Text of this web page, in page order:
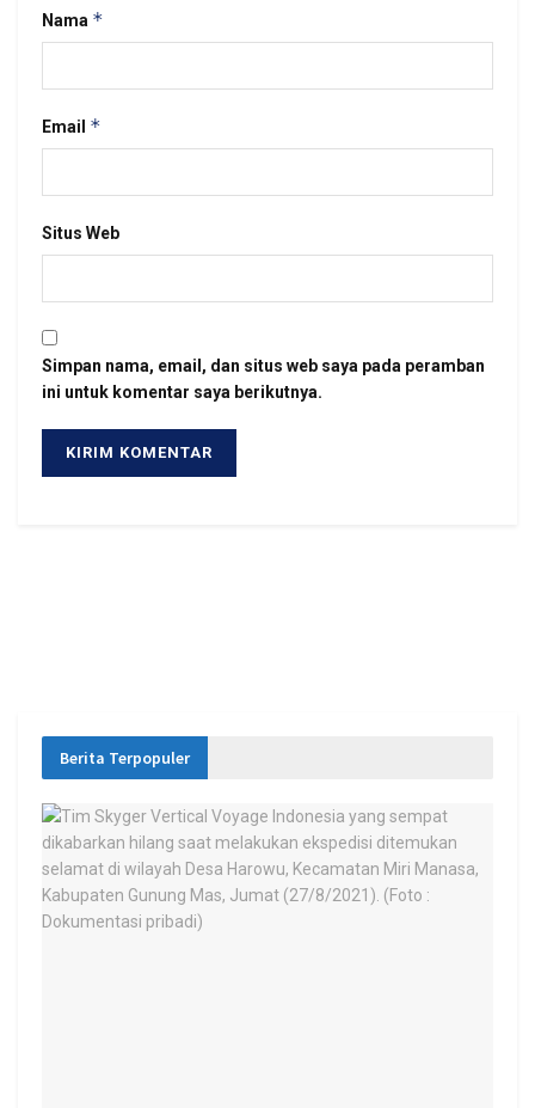
Nama *
Email *
Situs Web
Simpan nama, email, dan situs web saya pada peramban
ini untuk komentar saya berikutnya.
Berita Terpopuler